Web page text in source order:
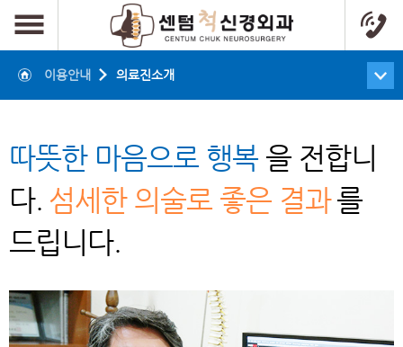
이용안내 의료진소개
따뜻한 마음으로 행복 을 전합니
다. 섬세한 의술로 좋은 결과를
드립니다.